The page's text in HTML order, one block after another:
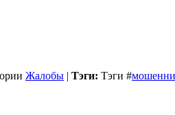
Жалобы | Тэги: Тэги #